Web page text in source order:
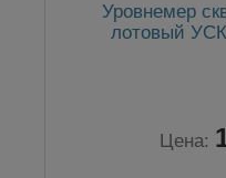
Уровнемер
лотовый
Цена: